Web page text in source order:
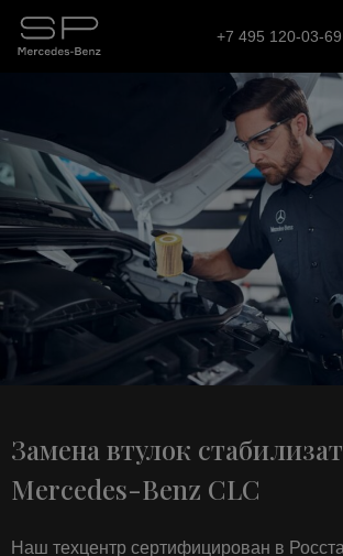
+7 495 120-03-69
Замена втулок
Mercedes-Benz CLC
Наш техцентр сертифицирован в